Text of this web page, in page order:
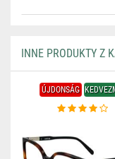
INNE PRODUKTY Z
ÚJDONSÁG